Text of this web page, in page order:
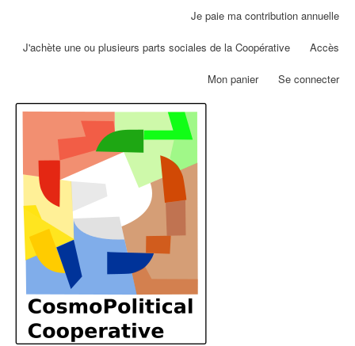
Aller
contenu
Je paie ma contribution annuelle
J'achète une ou plusieurs parts sociales de la Coopérative Accès
Mon panier Se connecter